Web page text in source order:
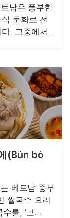
남은 풍부한
문화로 전
. 그중에서
, 그 맛과 재
지고 있어
여줍니다.
(Bún bò
베트남 중부
쌀국수 요리
를, ‘보